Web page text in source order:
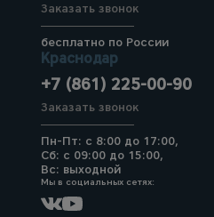
Заказать звонок
бесплатно по России
Краснодар
+7 (861) 225-00-90
Заказать звонок
Пн-Пт: с 8:00 до 17:00,
Сб: с 09:00 до 15:00,
Вс: выходной
Мы в социальных сетях: